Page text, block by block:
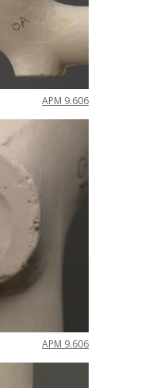
APM 9.606
APM 9.606